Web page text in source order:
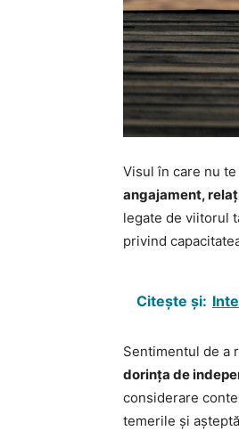
Visul în care nu
angajament,
legate de viitorul
privind
Citește și:
Sentimentul de a
dorința de
considerare
temerile și